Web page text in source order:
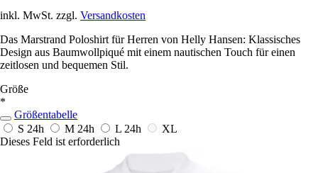
inkl. MwSt. zzgl. Versandkosten
Das Marstrand Poloshirt für Herren von Helly Hansen: Klassisches
Design aus Baumwollpiqué mit einem nautischen Touch für einen
zeitlosen und bequemen Stil.
Größe
*
Größentabelle
S 24h M 24h L 24h
XL
Dieses Feld ist erforderlich